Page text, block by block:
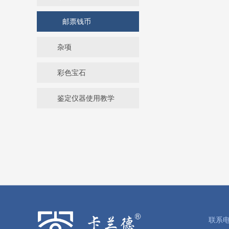
邮票钱币
杂项
彩色宝石
鉴定仪器使用教学
联系